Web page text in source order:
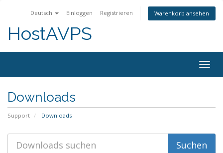
Deutsch Einloggen Registrieren Warenkorb ansehen
HostAVPS
Downloads
Support Downloads